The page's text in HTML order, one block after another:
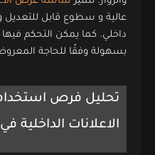
عالية و سطوع قابل
داخلي. كما يمكن التحكم
بسهولة وفقًا للحاجة
تحليل فرص
الاعلانات الداخلية